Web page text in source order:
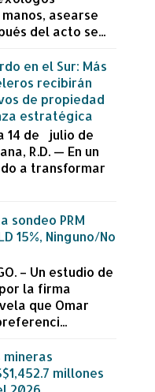
asearse
del acto se...
en el Sur: Más
recibirán
de propiedad
estratégica
14 de julio de
R.D. — En un
a transformar
sondeo PRM
15%, Ninguno/No
– Un estudio de
la firma
que Omar
millones